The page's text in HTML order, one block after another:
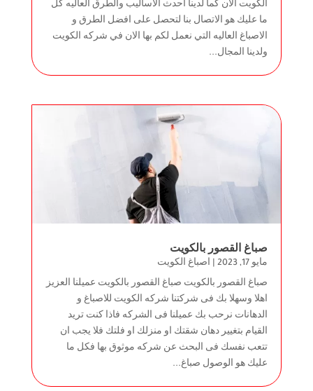
الكويت الان كما لدينا احدث الاساليب والطرق العاليه كل
ما عليك هو الاتصال بنا لتحصل على افضل الطرق و
الاصباغ العاليه التي نعمل لكم بها الان في شركه الكويت
ولدينا المجال...
صباغ القصور بالكويت
مايو 17, 2023 | اصباغ الكويت
صباغ القصور بالكويت صباغ القصور بالكويت عميلنا العزيز
اهلا وسهلا بك فى شركتنا شركه الكويت للاصباغ و
الدهانات نرحب بك عميلنا فى الشركه فاذا كنت تريد
القيام بتغيير دهان شقتك او منزلك او فلتك فلا يجب ان
تتعب نفسك فى البحث عن شركه موثوق بها فكل ما
عليك هو الوصول صباغ...